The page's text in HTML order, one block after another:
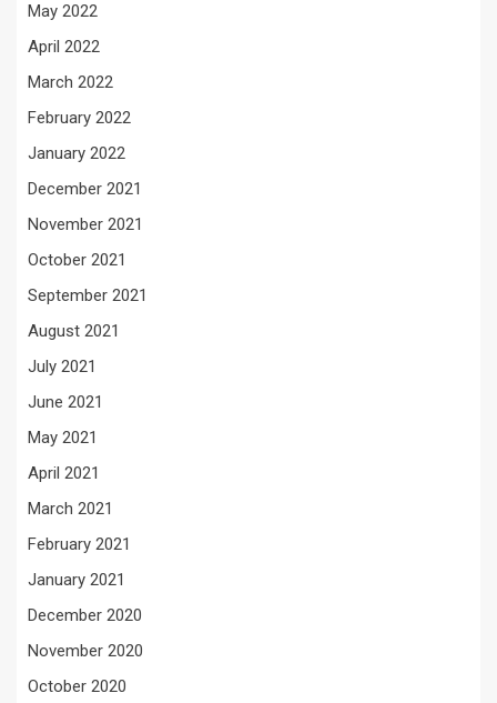
May 2022
April 2022
March 2022
February 2022
January 2022
December 2021
November 2021
October 2021
September 2021
August 2021
July 2021
June 2021
May 2021
April 2021
March 2021
February 2021
January 2021
December 2020
November 2020
October 2020